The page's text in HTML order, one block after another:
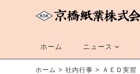
ホーム ニュース
ホーム > 社内行事 > ＡＥＤ実習